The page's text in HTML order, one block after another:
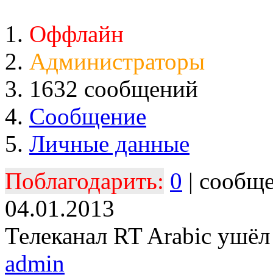
Оффлайн
Администраторы
1632 сообщений
Сообщение
Личные данные
Поблагодарить: 0 |
04.01.2013
Телеканал RT Arabic
admin